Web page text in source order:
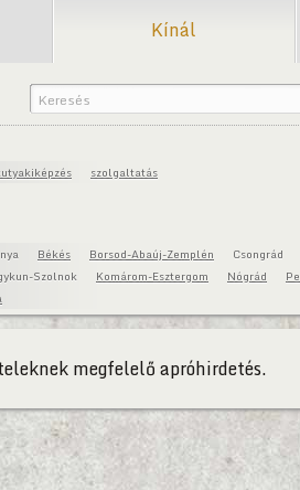
Kínál
szolgaltatás
Békés Borsod-Abaúj-Zemplén
Csongrád
Szolnok Komárom-Esztergom Nógrád
megfelelő apróhirdetés.